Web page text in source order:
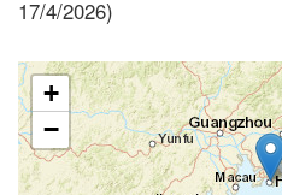
17/4/2026)
+
−